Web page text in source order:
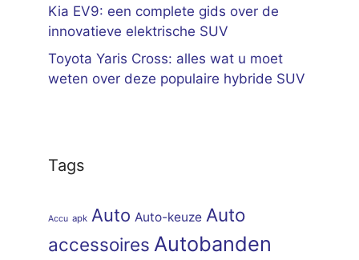
Kia EV9: een complete gids over de
innovatieve elektrische SUV
Toyota Yaris Cross: alles wat u moet
weten over deze populaire hybride SUV
Tags
Accu apk Auto Auto-keuze Auto
accessoires Autobanden